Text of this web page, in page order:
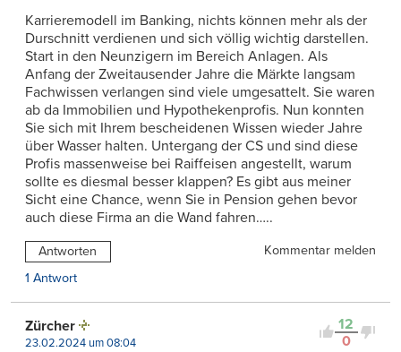
Karrieremodell im Banking, nichts können mehr als der
Durschnitt verdienen und sich völlig wichtig darstellen.
Start in den Neunzigern im Bereich Anlagen. Als
Anfang der Zweitausender Jahre die Märkte langsam
Fachwissen verlangen sind viele umgesattelt. Sie waren
ab da Immobilien und Hypothekenprofis. Nun konnten
Sie sich mit Ihrem bescheidenen Wissen wieder Jahre
über Wasser halten. Untergang der CS und sind diese
Profis massenweise bei Raiffeisen angestellt, warum
sollte es diesmal besser klappen? Es gibt aus meiner
Sicht eine Chance, wenn Sie in Pension gehen bevor
auch diese Firma an die Wand fahren…..
Antworten
Kommentar melden
1 Antwort
12
0
Zürcher
23.02.2024 um 08:04